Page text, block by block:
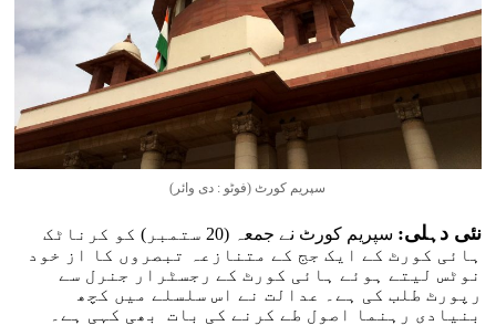
سپریم کورٹ (فوٹو : دی وائر)
نئی دہلی:
سپریم کورٹ نے جمعہ (20 ستمبر) کو کرناٹک
ہائی کورٹ کے ایک جج کے متنازعہ تبصروں کا از خود
نوٹس لیتے ہوئے ہائی کورٹ کے رجسٹرار جنرل سے
رپورٹ طلب کی ہے۔ عدالت نے اس سلسلے میں کچھ
بنیادی رہنما اصول طے کرنے کی بات بھی کہی ہے۔